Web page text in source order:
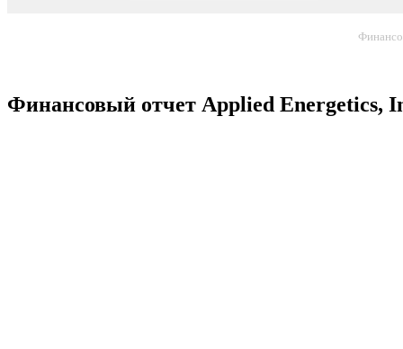
Финансовый отчет Applied Energetics,